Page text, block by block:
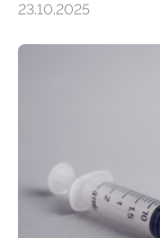
Betroffenen können
Dringend benötigt
nur
Gewebe
Hertie-Institut für
Universitätsklinikum
Schwachstelle im
Medulloblastoms
Stiftung
23.10.2025